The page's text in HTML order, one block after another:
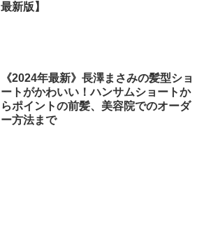
最新版】
《2024年最新》長澤まさみの髪型ショ
ートがかわいい！ハンサムショートか
らポイントの前髪、美容院でのオーダ
ー方法まで